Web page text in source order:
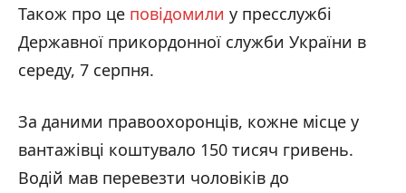
Також про це повідомили у пресслужбі
Державної прикордонної служби України в
середу, 7 серпня.
За даними правоохоронців, кожне місце у
вантажівці коштувало 150 тисяч гривень.
Водій мав перевезти чоловіків до